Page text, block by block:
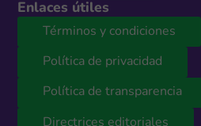
Enlaces útiles
Términos y condiciones
Política de privacidad
Política de transparencia
Directrices editoriales